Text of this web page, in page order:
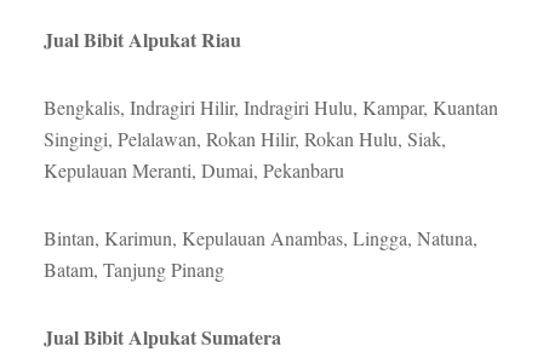
Jual Bibit Alpukat Riau
Bengkalis, Indragiri Hilir, Indragiri Hulu, Kampar, Kuantan
Singingi, Pelalawan, Rokan Hilir, Rokan Hulu, Siak,
Kepulauan Meranti, Dumai, Pekanbaru
Bintan, Karimun, Kepulauan Anambas, Lingga, Natuna,
Batam, Tanjung Pinang
Jual Bibit Alpukat Sumatera